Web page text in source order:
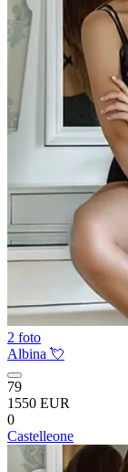
2 foto
Albina 💘
79
1550 EUR
0
Castelleone